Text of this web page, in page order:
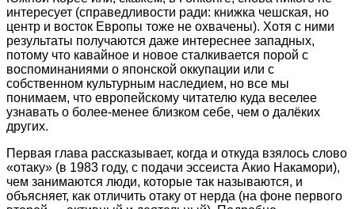
интересует (справедливости ради: книжка чешская, но
центр и восток Европы тоже не охвачены). Хотя с ними
результаты получаются даже интереснее западных,
потому что кавайное и новое сталкивается порой с
воспоминаниями о японской оккупации или с
собственном культурным наследием, но все мы
понимаем, что европейскому читателю куда веселее
узнавать о более-менее близком себе, чем о далёких
других.
Первая глава рассказывает, когда и откуда взялось слово
«отаку» (в 1983 году, с подачи эссеиста Акио Накамори),
чем занимаются люди, которые так называются, и
объясняет, как отличить отаку от нерда (на фоне первого